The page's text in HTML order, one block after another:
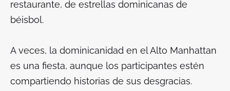
restaurante, de estrellas dominicanas de
béisbol.
A veces, la dominicanidad en el Alto Manhattan
es una fiesta, aunque los participantes estén
compartiendo historias de sus desgracias.